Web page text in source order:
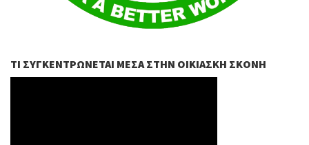
ΤΙ ΣΥΓΚΕΝΤΡΏΝΕΤΑΙ ΜΈΣΑ ΣΤΗΝ ΟΙΚΙΑΣΚΉ ΣΚΌΝΗ